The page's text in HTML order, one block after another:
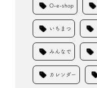
O-e-shop
いちまつ
みんなで
カレンダー